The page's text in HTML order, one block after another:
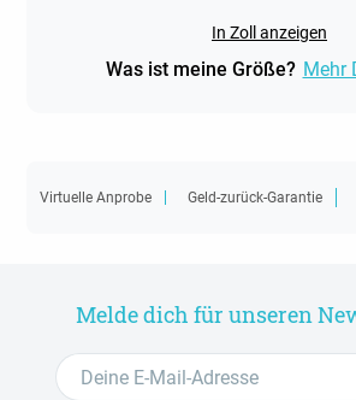
In Zoll anzeigen
Was ist meine Größe? Mehr
Virtuelle Anprobe Geld-zurück-Garantie
Melde dich für unseren